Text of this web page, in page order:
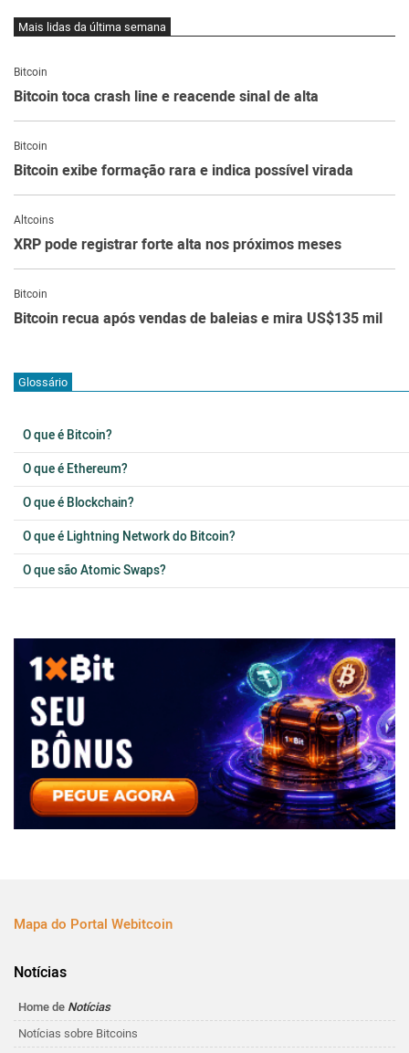
Mais lidas da última semana
Bitcoin
Bitcoin toca crash line e reacende sinal de alta
Bitcoin
Bitcoin exibe formação rara e indica possível virada
Altcoins
XRP pode registrar forte alta nos próximos meses
Bitcoin
Bitcoin recua após vendas de baleias e mira US$135 mil
Glossário
O que é Bitcoin?
O que é Ethereum?
O que é Blockchain?
O que é Lightning Network do Bitcoin?
O que são Atomic Swaps?
Mapa do Portal Webitcoin
Notícias
Home de Notícias
Notícias sobre Bitcoins